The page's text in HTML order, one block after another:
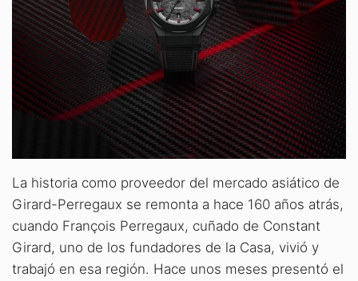
La historia como proveedor del mercado asiático de
Girard-Perregaux se remonta a hace 160 años atrás,
cuando François Perregaux, cuñado de Constant
Girard, uno de los fundadores de la Casa, vivió y
trabajó en esa región. Hace unos meses presentó el